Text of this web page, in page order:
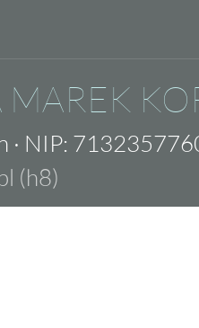
· NIP:
(h8)